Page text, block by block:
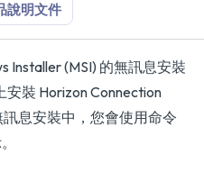
說明文件
Installer (MSI) 的無訊息安裝
裝 Horizon Connection
息安裝中，您會使用命令